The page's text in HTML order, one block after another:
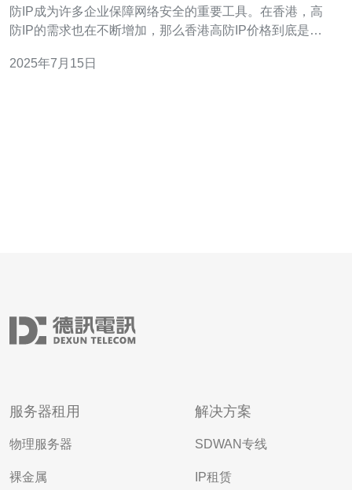
防IP成为许多企业保障网络安全的重要工具。在香港，高
防IP的需求也在不断增加，那么香港高防IP价格到底是多
格是根据不同服务商和不同配置而有所不同。一般来说，
2025年7月15日
服务器租用
物理服务器
裸金属
解决方案
SDWAN专线
IP租赁